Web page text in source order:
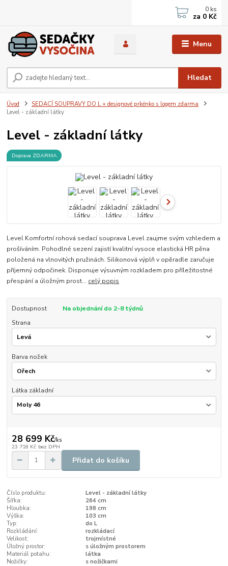
Menu
Hledat
0 ks
za 0 Kč
Úvod
SEDACÍ SOUPRAVY DO L + designové prkénko s logem zdarma
Level - základní látky
Level - základní látky
Doprava ZDARMA
Level Komfortní rohová sedací souprava Level zaujme svým vzhledem a
prošíváním. Pohodlné sezení zajistí kvalitní vysoce elastická HR pěna
položená na vlnovitých pružinách. Silikonová výplň v opěradle zaručuje
příjemný odpočinek. Disponuje výsuvným rozkladem pro příležitostné
přespání a úložným prost... celý popis
Dostupnost
Na objednání do 2-8 týdnů
Strana
Barva nožek
Látka základní
28 699 Kč/ks
23 718 Kč bez DPH
Přidat do košíku
Číslo produktu:
Level - základní látky
Šířka:
264 cm
Hloubka:
198 cm
Výška:
103 cm
Typ:
do L
Rozkládání:
rozkládací
Velikost:
trojmístné
Úložný prostor:
s úložným prostorem
Materiál potahu:
látka
Nožičky:
s nožičkami